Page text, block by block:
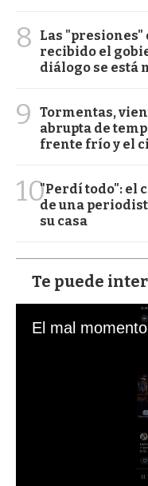
8
Las "presiones"
recibido el
diálogo se está
9
Tormentas,
abrupta de
frente frío y el
10"Perdí todo": el
de una
su casa
Te puede